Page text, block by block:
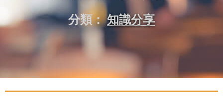
分類： 知識分享